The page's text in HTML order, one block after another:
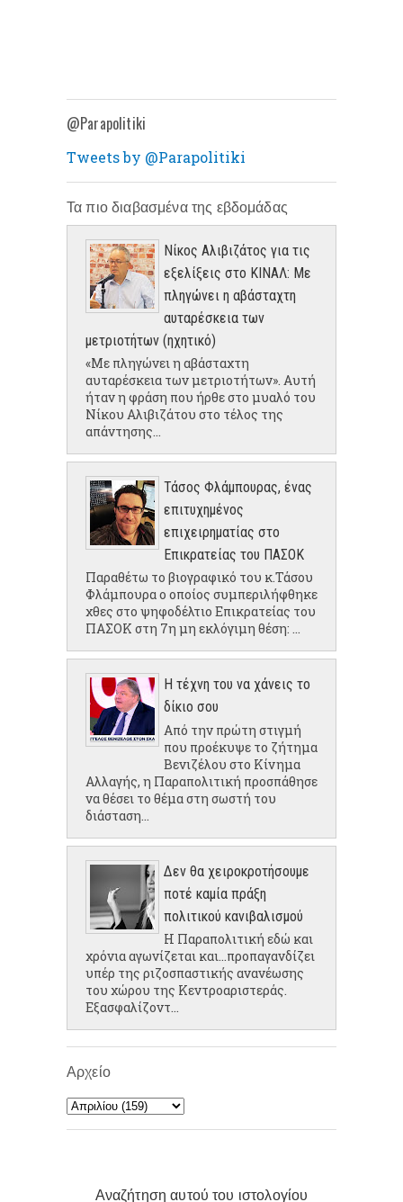
@Parapolitiki
Tweets by @Parapolitiki
Τα πιο διαβασμένα της εβδομάδας
Νίκος Αλιβιζάτος για τις
εξελίξεις στο ΚΙΝΑΛ: Με
πληγώνει η αβάσταχτη
αυταρέσκεια των
μετριοτήτων (ηχητικό)
«Με πληγώνει η αβάσταχτη
αυταρέσκεια των μετριοτήτων». Αυτή
ήταν η φράση που ήρθε στο μυαλό του
Νίκου Αλιβιζάτου στο τέλος της
απάντησης...
Τάσος Φλάμπουρας, ένας
επιτυχημένος
επιχειρηματίας στο
Επικρατείας του ΠΑΣΟΚ
Παραθέτω το βιογραφικό του κ.Τάσου
Φλάμπουρα ο οποίος συμπεριλήφθηκε
χθες στο ψηφοδέλτιο Επικρατείας του
ΠΑΣΟΚ στη 7η μη εκλόγιμη θέση: ...
Η τέχνη του να χάνεις το
δίκιο σου
Από την πρώτη στιγμή
που προέκυψε το ζήτημα
Βενιζέλου στο Κίνημα
Αλλαγής, η Παραπολιτική προσπάθησε
να θέσει το θέμα στη σωστή του
διάσταση...
Δεν θα χειροκροτήσουμε
ποτέ καμία πράξη
πολιτικού κανιβαλισμού
Η Παραπολιτική εδώ και
χρόνια αγωνίζεται και...προπαγανδίζει
υπέρ της ριζοσπαστικής ανανέωσης
του χώρου της Κεντροαριστεράς.
Εξασφαλίζοντ...
Αρχείο
Αναζήτηση αυτού του ιστολογίου